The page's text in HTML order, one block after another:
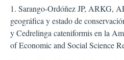
1. Sarango-Ordóñez JP, ARKG,
geográfica y estado de
y Cedrelinga cateniformis en la
of Economic and Social Science